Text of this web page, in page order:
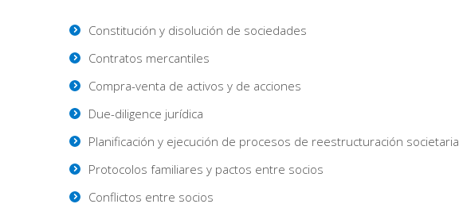
Constitución y disolución de sociedades
Contratos mercantiles
Compra-venta de activos y de acciones
Due-diligence jurídica
Planificación y ejecución de procesos de reestructuración societaria
Protocolos familiares y pactos entre socios
Conflictos entre socios